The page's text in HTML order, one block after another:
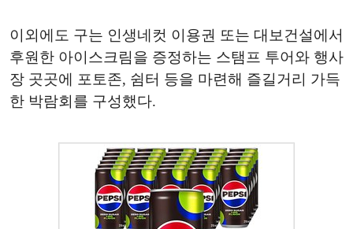
이외에도 구는 인생네컷 이용권 또는 대보건설에서
후원한 아이스크림을 증정하는 스탬프 투어와 행사
장 곳곳에 포토존, 쉼터 등을 마련해 즐길거리 가득
한 박람회를 구성했다.